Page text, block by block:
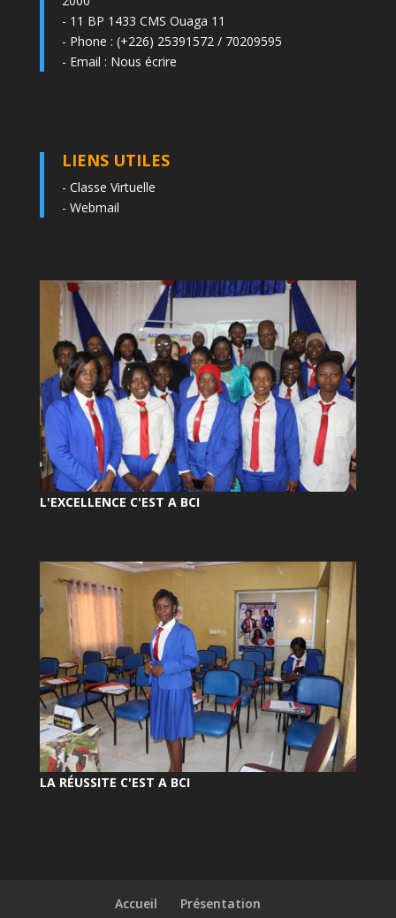
- 11 BP 1433 CMS Ouaga 11
- Phone : (+226) 25391572 / 70209595
- Email : Nous écrire
LIENS UTILES
- Classe Virtuelle
- Webmail
L'EXCELLENCE C'EST A BCI
LA RÉUSSITE C'EST A BCI
Accueil
Présentation